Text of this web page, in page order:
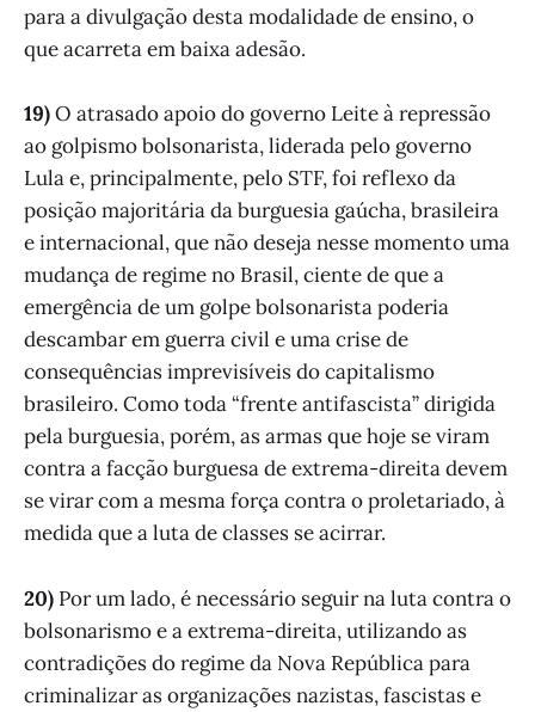
para a divulgação desta modalidade de ensino, o
que acarreta em baixa adesão.
19)O atrasado apoio do governo Leite à repressão
ao golpismo bolsonarista, liderada pelo governo
Lula e, principalmente, pelo STF, foi reflexo da
posição majoritária da burguesia gaúcha, brasileira
e internacional, que não deseja nesse momento uma
mudança de regime no Brasil, ciente de que a
emergência de um golpe bolsonarista poderia
descambar em guerra civil e uma crise de
consequências imprevisíveis do capitalismo
brasileiro. Como toda “frente antifascista” dirigida
pela burguesia, porém, as armas que hoje se viram
contra a facção burguesa de extrema-direita devem
se virar com a mesma força contra o proletariado, à
medida que a luta de classes se acirrar.
20) Por um lado, é necessário seguir na luta contra o
bolsonarismo e a extrema-direita, utilizando as
contradições do regime da Nova República para
criminalizar as organizações nazistas, fascistas e